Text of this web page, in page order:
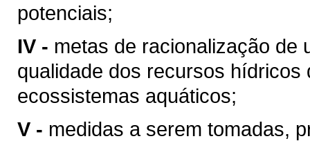
potenciais;
IV - metas de racionalização de
qualidade dos recursos
ecossistemas aquáticos;
V - medidas a serem tomadas,